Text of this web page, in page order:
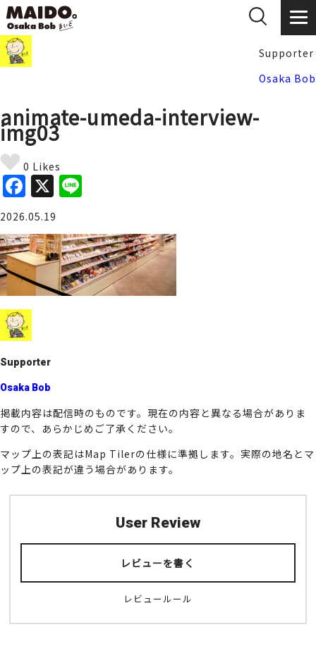
Supporter
Osaka Bob
animate-umeda-interview-
img03
0 Likes
F
a
c
e
b
o
o
k
X
e
2026.05.19
Supporter
Osaka Bob
掲載内容は配信時のものです。現在の内容と異なる場合がありま
すので、あらかじめご了承ください。
マップ上の表記はMap Tilerの仕様に準拠します。実際の地名とマ
ップ上の表記が違う場合があります。
User Review
レビューを書く
レビュールール